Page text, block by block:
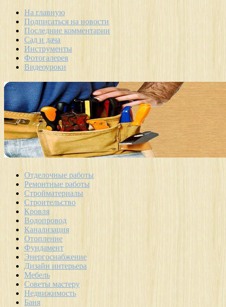
На главную
Подписаться на новости
Последние комментарии
Сад и дача
Инструменты
Фотогалерея
Видеоуроки
Отделочные работы
Ремонтные работы
Стройматериалы
Строительство
Кровля
Водопровод
Канализация
Отопление
Фундамент
Энергоснабжение
Дизайн интерьера
Мебель
Советы мастеру
Недвижимость
Баня